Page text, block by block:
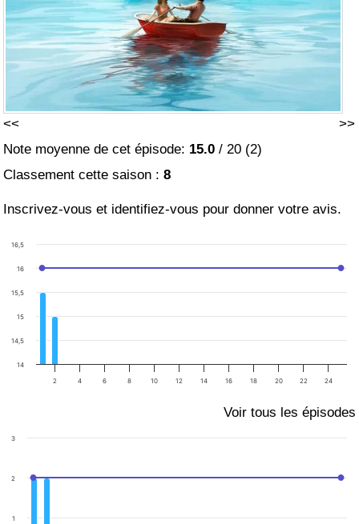
<<
>>
Note moyenne de cet épisode: 15.0 / 20 (2)
Classement cette saison :8
Inscrivez-vous et identifiez-vous pour donner votre avis.
2 4 6 8 10 12 14 16 18 20 22 24
14
14,5
15
15,5
16
16,5
Voir tous les épisodes
1
2
3